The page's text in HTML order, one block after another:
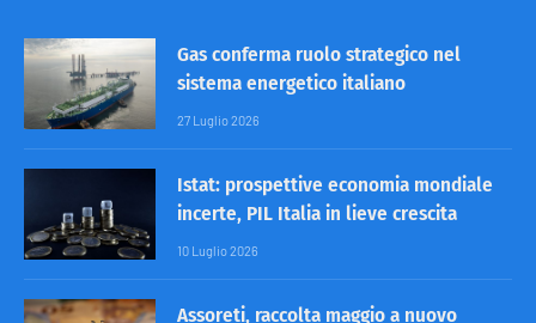
Gas conferma ruolo strategico nel
sistema energetico italiano
27 Luglio 2026
Istat: prospettive economia mondiale
incerte, PIL Italia in lieve crescita
10 Luglio 2026
Assoreti, raccolta maggio a nuovo